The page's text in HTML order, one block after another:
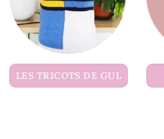
LES TRICOTS DE GUL